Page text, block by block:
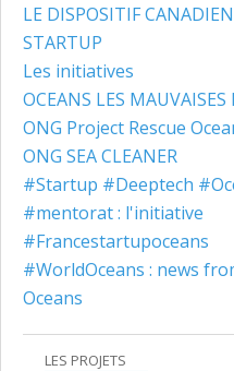
LE DISPOSITIF
STARTUP
Les initiatives
OCEANS LES MAUVAISES
ONG Project Rescue
ONG SEA CLEANER
#Startup #Deeptech
#mentorat : l'initiative
#Francestartupoceans
#WorldOceans : news
Oceans
LES PROJETS